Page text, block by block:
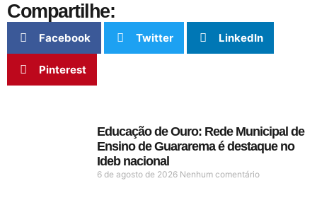
Compartilhe:
Facebook Twitter LinkedIn
Pinterest
Educação de Ouro: Rede Municipal de
Ensino de Guararema é destaque no
Ideb nacional
6 de agosto de 2026 Nenhum comentário